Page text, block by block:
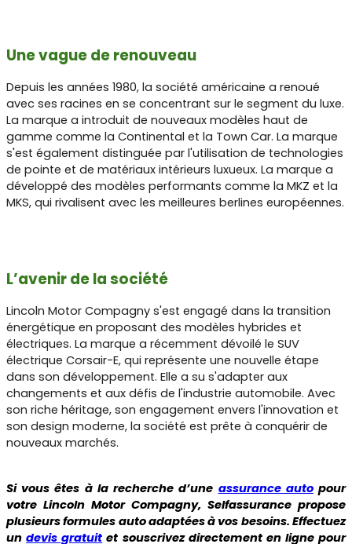
Une vague de renouveau
Depuis les années 1980, la société américaine a renoué
avec ses racines en se concentrant sur le segment du luxe.
La marque a introduit de nouveaux modèles haut de
gamme comme la Continental et la Town Car. La marque
s'est également distinguée par l'utilisation de technologies
de pointe et de matériaux intérieurs luxueux. La marque a
développé des modèles performants comme la MKZ et la
MKS, qui rivalisent avec les meilleures berlines européennes.
L’avenir de la société
Lincoln Motor Compagny s'est engagé dans la transition
énergétique en proposant des modèles hybrides et
électriques. La marque a récemment dévoilé le SUV
électrique Corsair-E, qui représente une nouvelle étape
dans son développement. Elle a su s'adapter aux
changements et aux défis de l'industrie automobile. Avec
son riche héritage, son engagement envers l'innovation et
son design moderne, la société est prête à conquérir de
nouveaux marchés.
Si vous êtes à la recherche d’une assurance auto pour
votre Lincoln Motor Compagny, Selfassurance propose
plusieurs formules auto adaptées à vos besoins. Effectuez
undevis gratuit et souscrivez directement en ligne pour